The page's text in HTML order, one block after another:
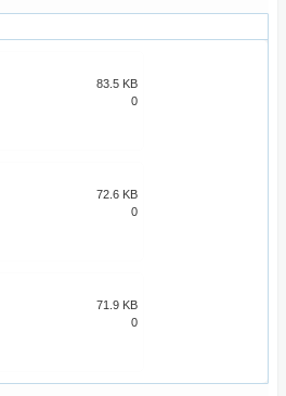
83.5 KB
0
72.6 KB
0
71.9 KB
0